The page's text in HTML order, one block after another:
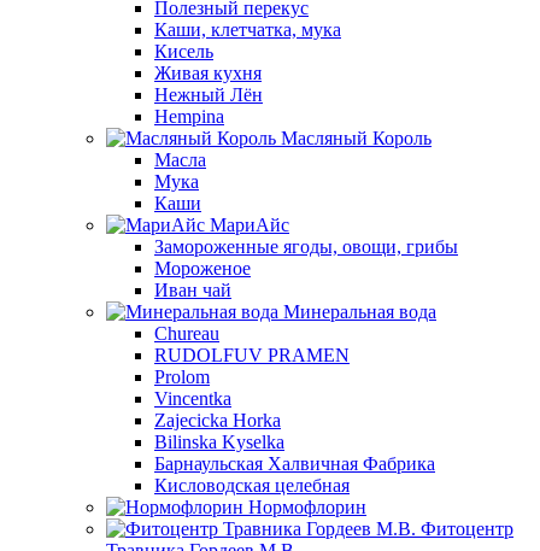
Полезный перекус
Каши, клетчатка, мука
Кисель
Живая кухня
Нежный Лён
Hempina
Масляный Король
Масла
Мука
Каши
МариАйс
Замороженные ягоды, овощи, грибы
Мороженое
Иван чай
Минеральная вода
Chureau
RUDOLFUV PRAMEN
Prolom
Vincentka
Zajecicka Horka
Bilinska Kyselka
Барнаульская Халвичная Фабрика
Кисловодская целебная
Нормофлорин
Фитоцентр